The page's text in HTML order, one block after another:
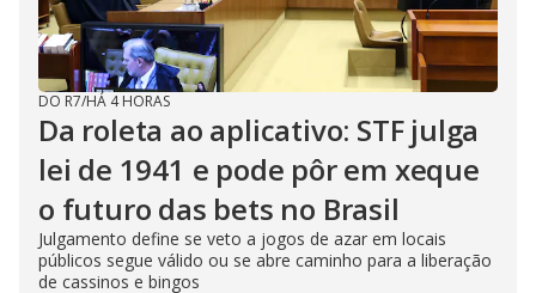
DO R7/HÁ 4 HORAS
Da roleta ao aplicativo: STF julga
lei de 1941 e pode pôr em xeque
o futuro das bets no Brasil
Julgamento define se veto a jogos de azar em locais
públicos segue válido ou se abre caminho para a liberação
de cassinos e bingos